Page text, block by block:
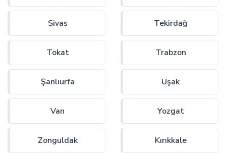
Sivas Tekirdağ
Tokat Trabzon
Şanlıurfa Uşak
Van Yozgat
Zonguldak Kırıkkale